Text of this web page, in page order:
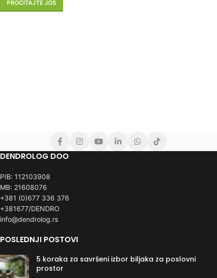
PROČITAJTE JOŠ
DENDROLOG DOO
PIB: 112103908
MB: 21608076
+381 (0)677 336 376
+381677/DENDRO
info@dendrolog.rs
POSLEDNJI POSTOVI
5 koraka za savršeni izbor biljaka za poslovni
prostor